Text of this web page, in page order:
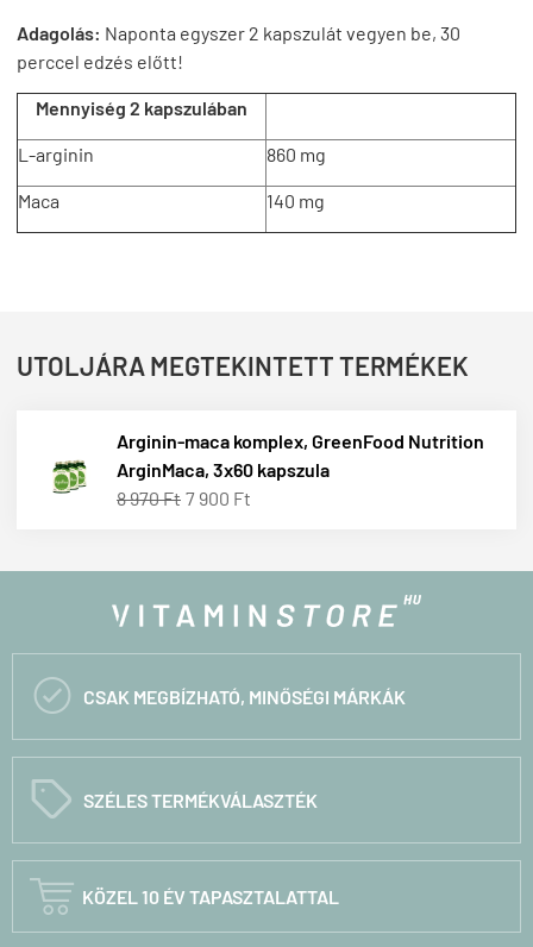
Adagolás: Naponta egyszer 2 kapszulát vegyen be, 30
perccel edzés előtt!
Mennyiség 2 kapszulában
L-arginin 860 mg
Maca 140 mg
UTOLJÁRA MEGTEKINTETT TERMÉKEK
Arginin-maca komplex, GreenFood Nutrition
ArginMaca, 3x60 kapszula
8 970 Ft 7 900 Ft
 CSAK MEGBÍZHATÓ, MINŐSÉGI MÁRKÁK
C SZÉLES TERMÉKVÁLASZTÉK
 KÖZEL 10 ÉV TAPASZTALATTAL